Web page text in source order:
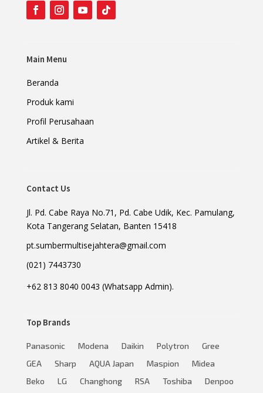
Main Menu
Beranda
Produk kami
Profil Perusahaan
Artikel & Berita
Contact Us
Jl. Pd. Cabe Raya No.71, Pd. Cabe Udik, Kec. Pamulang,
Kota Tangerang Selatan, Banten 15418
pt.sumbermultisejahtera@gmail.com
(021) 7443730
+62 813 8040 0043 (Whatsapp Admin).
Top Brands
Panasonic Modena Daikin Polytron
Gree
GEA
Sharp AQUA Japan Maspion
Midea
Beko
LG Changhong RSA Toshiba Denpoo